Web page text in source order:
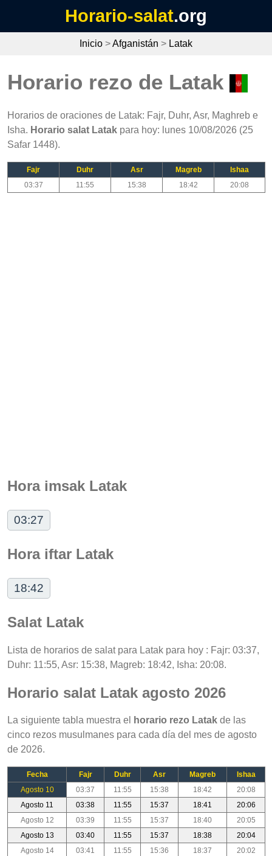
Horario-salat.org
Inicio >Afganistán > Latak
Horario rezo de Latak
Horarios de oraciones de Latak: Fajr, Duhr, Asr, Maghreb e
Isha. Horario salat Latak para hoy: lunes 10/08/2026 (25
Safar 1448).
Fajr Duhr Asr Magreb
Ishaa
03:37
11:55 15:38 18:42 20:08
Hora imsak Latak
03:27
Hora iftar Latak
18:42
Salat Latak
Lista de horarios de salat para Latak para hoy : Fajr: 03:37,
Duhr: 11:55, Asr: 15:38, Magreb: 18:42, Isha: 20:08.
Horario salat Latak agosto 2026
La siguiente tabla muestra el horario rezo Latak de las
cinco rezos musulmanes para cada día del mes de agosto
de 2026.
Fecha Fajr Duhr Asr Magreb
Ishaa
Agosto 10
03:37 11:55 15:38 18:42
20:08
Agosto 11
03:38 11:55 15:37 18:41
20:06
Agosto 12
03:39 11:55 15:37 18:40
20:05
Agosto 13
03:40 11:55 15:37 18:38
20:04
Agosto 14
03:41 11:55 15:36 18:37
20:02